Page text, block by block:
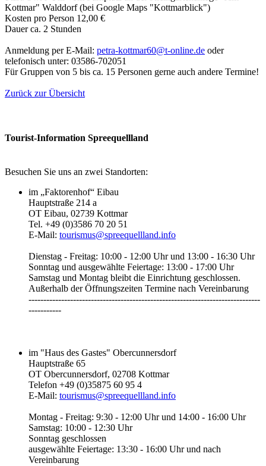
Kottmar" Walddorf (bei Google Maps "Kottmarblick")
Kosten pro Person 12,00 €
Dauer ca. 2 Stunden
Anmeldung per E-Mail: petra-kottmar60@t-online.de oder
telefonisch unter: 03586-702051
Für Gruppen von 5 bis ca. 15 Personen gerne auch andere Termine!
Zurück zur Übersicht
Tourist-Information Spreequellland
Besuchen Sie uns an zwei Standorten:
im „Faktorenhof“ Eibau
Hauptstraße 214 a
OT Eibau, 02739 Kottmar
Tel. +49 (0)3586 70 20 51
E-Mail: tourismus@spreequellland.info
Dienstag - Freitag: 10:00 - 12:00 Uhr und 13:00 - 16:30 Uhr
Sonntag und ausgewählte Feiertage: 13:00 - 17:00 Uhr
Samstag und Montag bleibt die Einrichtung geschlossen.
Außerhalb der Öffnungszeiten Termine nach Vereinbarung
------------------------------------------------------------------------------
-----------‎
im "Haus des Gastes" Obercunnersdorf
Hauptstraße 65
OT Obercunnersdorf, 02708 Kottmar
Telefon +49 (0)35875 60 95 4
E-Mail: tourismus@spreequellland.info
Montag - Freitag: 9:30 - 12:00 Uhr und 14:00 - 16:00 Uhr
Samstag: 10:00 - 12:30 Uhr
Sonntag geschlossen
ausgewählte Feiertage: 13:30 - 16:00 Uhr und nach
Vereinbarung